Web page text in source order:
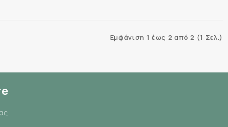
Εμφάνιση 1 έως 2 από 2 (1 Σελ.)